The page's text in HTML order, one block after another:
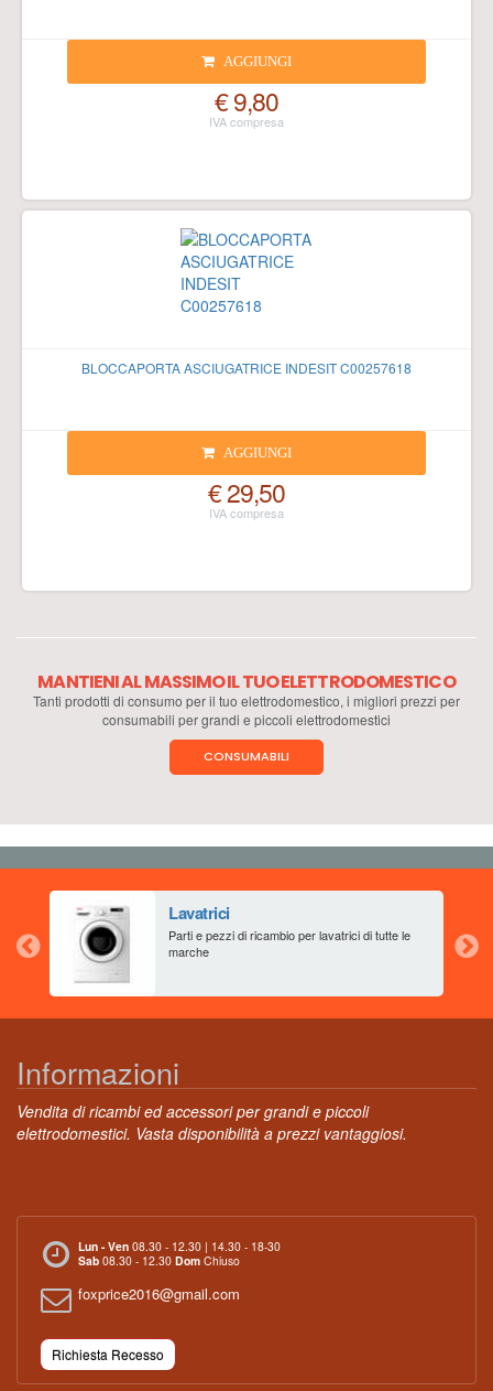
AGGIUNGI
€ 9,80
BLOCCAPORTA ASCIUGATRICE INDESIT C00257618
AGGIUNGI
€ 29,50
MANTIENI AL MASSIMO IL TUO ELETTRODOMESTICO
Tanti prodotti di consumo per il tuo elettrodomestico, i migliori prezzi per
consumabili per grandi e piccoli elettrodomestici
CONSUMABILI
Lavatrici
Parti e pezzi di ricambio per lavatrici di tutte le
marche
Informazioni
Vendita di ricambi ed accessori per grandi e piccoli
elettrodomestici. Vasta disponibilità a prezzi vantaggiosi.
Lun - Ven 08.30 - 12.30 | 14.30 - 18-30
Sab 08.30 - 12.30 Dom Chiuso
foxprice2016@gmail.com
Richiesta Recesso